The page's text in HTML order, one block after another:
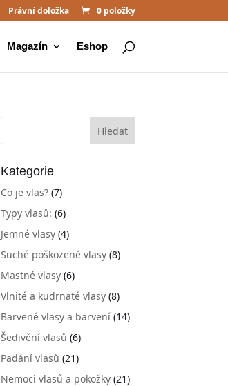
Právní doložka 0 položky
Magazín Eshop
Kategorie
Co je vlas? (7)
Typy vlasů: (6)
Jemné vlasy (4)
Suché poškozené vlasy (8)
Mastné vlasy (6)
Vlnité a kudrnaté vlasy (8)
Barvené vlasy a barvení (14)
Šedivění vlasů (6)
Padání vlasů (21)
Nemoci vlasů a pokožky (21)